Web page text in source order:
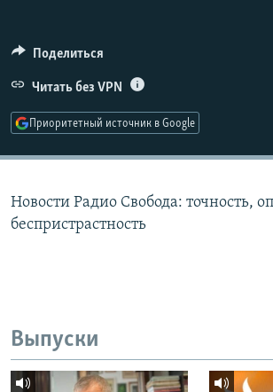
ПОДПИШИТЕСЬ НА РАССЫЛКУ
СОЦИАЛЬНЫЕ СЕТИ
Поделиться
Читать без VPN
Приоритетный источник в Google
Новости Радио Свобода: точность,
беспристрастность
Выпуски